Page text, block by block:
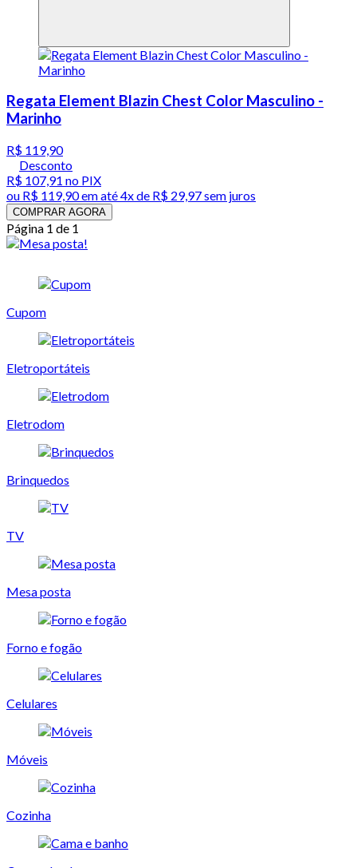
Regata Element Blazin Chest Color Masculino -
Marinho
R$ 119,90
Desconto
R$ 107,91 no PIX
ou R$ 119,90em até4x de R$ 29,97 sem juros
COMPRAR AGORA
Página 1 de 1
Cupom
Eletroportáteis
Eletrodom
Brinquedos
TV
Mesa posta
Forno e fogão
Celulares
Móveis
Cozinha